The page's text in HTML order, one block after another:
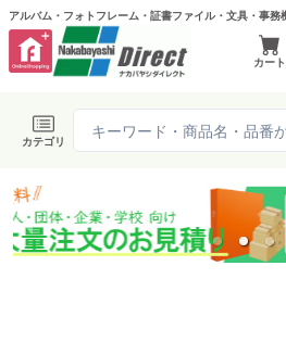
アルバム・フォトフレーム・証書ファイル・文具・事
カート
カテゴリ